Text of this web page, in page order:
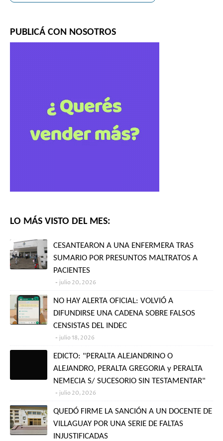
PUBLICÁ CON NOSOTROS
LO MÁS VISTO DEL MES:
CESANTEARON A UNA ENFERMERA TRAS
SUMARIO POR PRESUNTOS MALTRATOS A
PACIENTES
julio 20, 2026
NO HAY ALERTA OFICIAL: VOLVIÓ A
DIFUNDIRSE UNA CADENA SOBRE FALSOS
CENSISTAS DEL INDEC
julio 18, 2026
EDICTO: "PERALTA ALEJANDRINO O
ALEJANDRO, PERALTA GREGORIA y PERALTA
NEMECIA S/ SUCESORIO SIN TESTAMENTAR"
julio 20, 2026
QUEDÓ FIRME LA SANCIÓN A UN DOCENTE DE
VILLAGUAY POR UNA SERIE DE FALTAS
INJUSTIFICADAS